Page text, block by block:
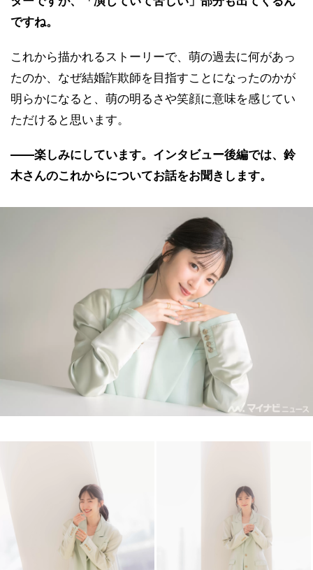
ですね。
これから描かれるストーリーで、萌の過去に何があっ
たのか、なぜ結婚詐欺師を目指すことになったのかが
明らかになると、萌の明るさや笑顔に意味を感じてい
ただけると思います。
――楽しみにしています。インタビュー後編では、鈴
木さんのこれからについてお話をお聞きします。